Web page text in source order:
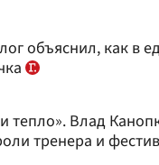
объяснил, как в
тепло». Влад
тренера и